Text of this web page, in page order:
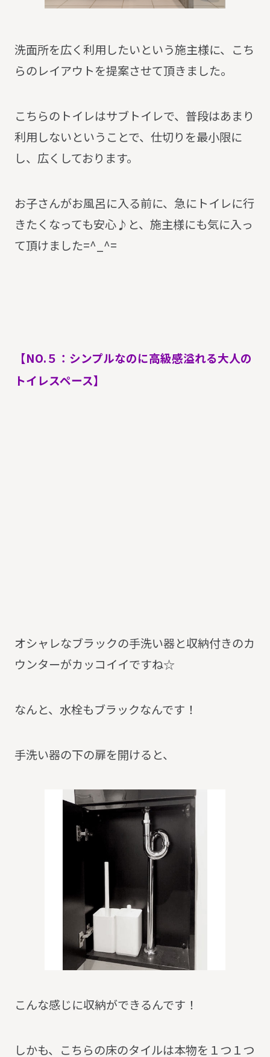
洗面所を広く利用したいという施主様に、こち
らのレイアウトを提案させて頂きました。
こちらのトイレはサブトイレで、普段はあまり
利用しないということで、仕切りを最小限に
し、広くしております。
お子さんがお風呂に入る前に、急にトイレに行
きたくなっても安心♪と、施主様にも気に入っ
て頂けました=^_^=
【NO.５：シンプルなのに高級感溢れる大人の
トイレスペース】
オシャレなブラックの手洗い器と収納付きのカ
ウンターがカッコイイですね☆
なんと、水栓もブラックなんです！
手洗い器の下の扉を開けると、
こんな感じに収納ができるんです！
しかも、こちらの床のタイルは本物を１つ１つ